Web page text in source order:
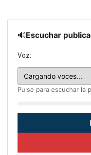
🔊Escuchar
Voz:
Pulse para escuchar la